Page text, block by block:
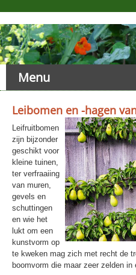
Menu
Leibomen en -hagen
Leifruitbomen
zijn bijzonder
geschikt voor
kleine tuinen,
ter verfraaiing
van muren,
gevels en
schuttingen
en wie het
lukt om een
kunstvorm op
te kweken mag zich met recht de
boomvorm die maar zeer zelden